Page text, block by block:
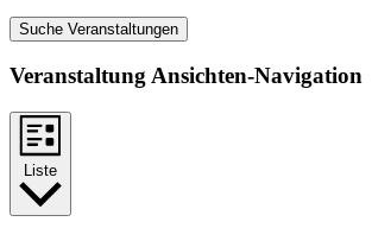
Suche Veranstaltungen
Veranstaltung Ansichten-Navigation
Liste